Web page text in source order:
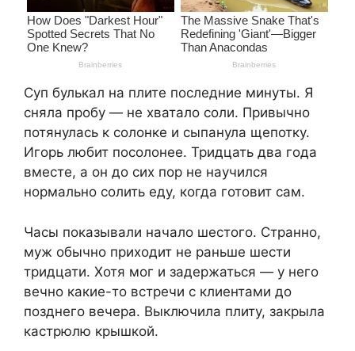
Суп булькал на плите последние минуты. Я
сняла пробу — не хватало соли. Привычно
потянулась к солонке и сыпанула щепотку.
Игорь любит посолонее. Тридцать два года
вместе, а он до сих пор не научился
нормально солить еду, когда готовит сам.
Часы показывали начало шестого. Странно,
муж обычно приходит не раньше шести
тридцати. Хотя мог и задержаться — у него
вечно какие-то встречи с клиентами до
позднего вечера. Выключила плиту, закрыла
кастрюлю крышкой.